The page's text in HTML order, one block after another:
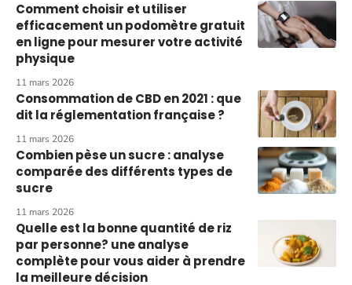
Comment choisir et utiliser
efficacement un podomètre gratuit
en ligne pour mesurer votre activité
physique
11 mars 2026
Consommation de CBD en 2021 : que
dit la réglementation française ?
11 mars 2026
Combien pèse un sucre : analyse
comparée des différents types de
sucre
11 mars 2026
Quelle est la bonne quantité de riz
par personne? une analyse
complète pour vous aider à prendre
la meilleure décision